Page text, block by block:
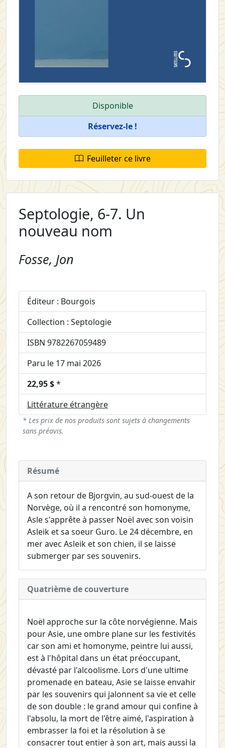
Disponible
Réservez-le !
Feuilleter ce livre
Septologie, 6-7. Un
nouveau nom
Fosse, Jon
Éditeur : Bourgois
Collection : Septologie
ISBN 9782267059489
Paru le 17 mai 2026
22,95 $*
Littérature étrangère
* Les prix de nos produits sont sujets à changements
sans préavis.
Résumé
A son retour de Bjorgvin, au sud-ouest de la
Norvège, où il a rencontré son homonyme,
Asle s'apprête à passer Noël avec son voisin
Asleik et sa soeur Guro. Le 24 décembre, en
mer avec Asleik et son chien, il se laisse
submerger par ses souvenirs.
Quatrième de couverture
Noël approche sur la côte norvégienne. Mais
pour Asie, une ombre plane sur les festivités
car son ami et homonyme, peintre lui aussi,
est à l'hôpital dans un état préoccupant,
dévasté par l'alcoolisme. Lors d'une ultime
promenade en bateau, Asie se laisse envahir
par les souvenirs qui jalonnent sa vie et celle
de son double : le grand amour qui confine à
l'absolu, la mort de l'être aimé, l'aspiration à
embrasser la foi et la résolution à se
consacrer tout entier à son art, mais aussi la